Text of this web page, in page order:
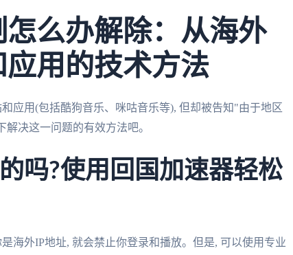
么办解除：从海外
用的技术方法
应用(包括酷狗音乐、咪咕音乐等), 但却被告知"由于地区
决这一问题的有效方法吧。
吗?使用回国加速器轻松
海外IP地址, 就会禁止你登录和播放。但是, 可以使用专业